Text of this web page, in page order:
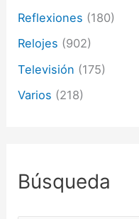
Reflexiones (180)
Relojes (902)
Televisión (175)
Varios (218)
Búsqueda